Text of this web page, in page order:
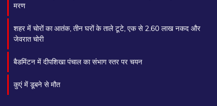
मरण
शहर में चोरों का आतंक, तीन घरों के ताले टूटे, एक से 2.60 लाख नकद और
जेवरात चोरी
बैडमिंटन में दीपशिखा पंचाल का संभाग स्तर पर चयन
कुएं में डूबने से मौत